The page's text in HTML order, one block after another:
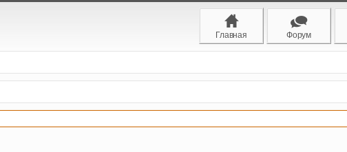
Главная Форум